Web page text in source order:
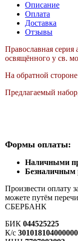
Описание
Оплата
Доставка
Отзывы
Православная серия
освящённого у св.
На обратной
Предлагаемый
Формы оплаты:
Наличными
Безналичным
Произвести оплату
можете путём
СБЕРБАНК
БИК 044525225
К/с